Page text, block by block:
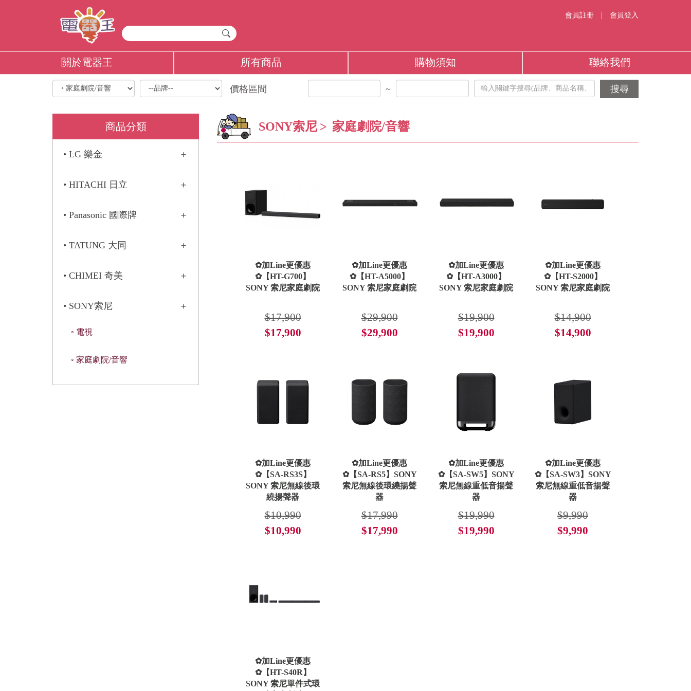
會員註冊 會員登入
關於電器王 所有商品 購物須知 聯絡我們
價格區間 ~ 搜尋
商品分類
• LG 樂金
• HITACHI 日立
• Panasonic 國際牌
• TATUNG 大同
• CHIMEI 奇美
• SONY索尼
◦ 電視
◦ 家庭劇院/音響
SONY索尼 家庭劇院/音響
✿加Line更優惠
✿【HT-G700】
SONY 索尼家庭劇院
$17,900
$17,900
✿加Line更優惠
✿【HT-A5000】
SONY 索尼家庭劇院
$29,900
$29,900
✿加Line更優惠
✿【HT-A3000】
SONY 索尼家庭劇院
$19,900
$19,900
✿加Line更優惠
✿【HT-S2000】
SONY 索尼家庭劇院
$14,900
$14,900
✿加Line更優惠
✿【SA-RS3S】
SONY 索尼無線後環
繞揚聲器
$10,990
$10,990
✿加Line更優惠
✿【SA-RS5】SONY
索尼無線後環繞揚聲
器
$17,990
$17,990
✿加Line更優惠
✿【SA-SW5】SONY
索尼無線重低音揚聲
器
$19,990
$19,990
✿加Line更優惠
✿【SA-SW3】SONY
索尼無線重低音揚聲
器
$9,990
$9,990
✿加Line更優惠
✿【HT-S40R】
SONY 索尼單件式環